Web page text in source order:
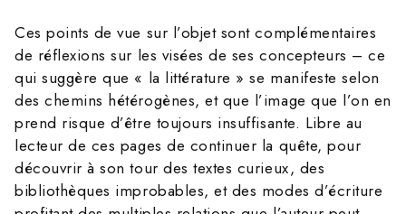
Ces points de vue sur l’objet sont complémentaires
de réflexions sur les visées de ses concepteurs – ce
qui suggère que « la littérature » se manifeste selon
des chemins hétérogènes, et que l’image que l’on en
prend risque d’être toujours insuffisante. Libre au
lecteur de ces pages de continuer la quête, pour
découvrir à son tour des textes curieux, des
bibliothèques improbables, et des modes d’écriture